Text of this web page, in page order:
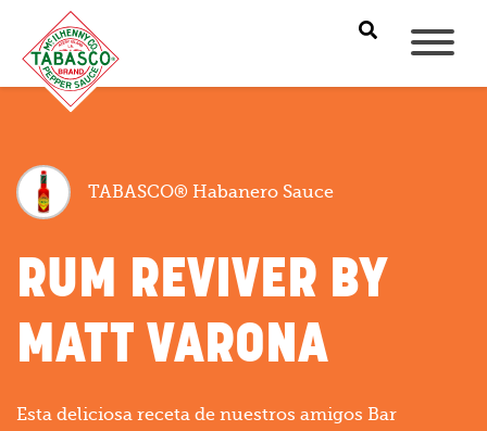
TABASCO® Habanero Sauce
RUM REVIVER BY
MATT VARONA
Esta deliciosa receta de nuestros amigos Bar